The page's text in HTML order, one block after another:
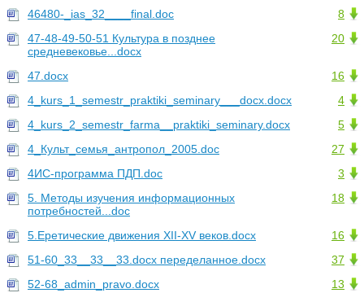
8
46480-_ias_32____final.doc
20
47-48-49-50-51 Культура в позднее
средневековье...docx
16
47.docx
4
4_kurs_1_semestr_praktiki_seminary___docx.docx
5
4_kurs_2_semestr_farma__praktiki_seminary.docx
27
4_Культ_семья_антропол_2005.doc
3
4ИС-программа ПДП.doc
18
5. Методы изучения информационных
потребностей...doc
16
5.Еретические движения XII-XV веков.docx
37
51-60_33__33__33.docx переделанное.docx
13
52-68_admin_pravo.docx